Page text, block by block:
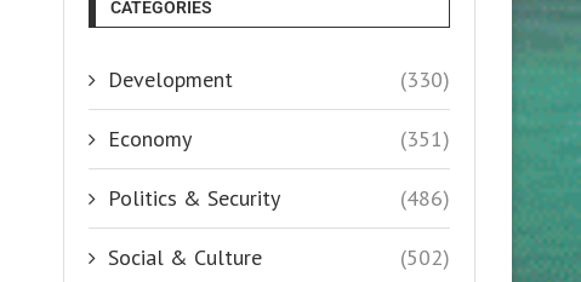
CATEGORIES
Development (330)
Economy (351)
Politics & Security (486)
Social & Culture (502)